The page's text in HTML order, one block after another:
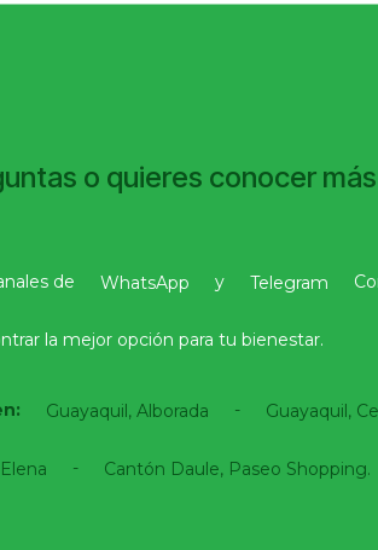
Guayaquil, Alborada - Guayaquil,
- Cantón Daule, Paseo Shopping.​
o quieres conocer
de WhatsApp y Telegram
la mejor opción para tu bienestar.